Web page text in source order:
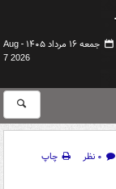
جمعه ۱۶ مرداد ۱۴۰۵ -
Aug
7 2026
۰ نظر
چاپ